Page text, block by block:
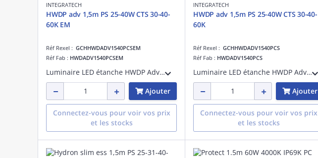
INTEGRATECH
HWDP adv 1,5m PS 25-40W CTS 30-40-
60K EM
Réf Rexel : GCHHWDADV1540PCSEM
Réf Fab : HWDADV1540PCSEM
Luminaire LED étanche HWDP Advanced avec power switch 25-30-36-40W et CCT switch 3000-4000-6000K, longueur de 150cm, IP66 en polycarbonate avec couvercle opale IK10 et clips en acier inoxydable. Équipé d'un connecteur de connexion sans outi
Ajouter
Connectez-vous pour voir vos prix
et les stocks
INTEGRATECH
HWDP adv 1,5m PS 25-40W CTS 30-40-
60K
Réf Rexel : GCHHWDADV1540PCS
Réf Fab : HWDADV1540PCS
Luminaire LED étanche HWDP Advanced avec power switch 25-30-36-40W et CCT switch 3000-4000-6000K, longueur de 150cm, IP66 en polycarbonate avec couvercle opale IK10 et clips en acier inoxydable. Équipé d'un connecteur de connexion sans outi
Ajouter
Connectez-vous pour voir vos prix
et les stocks